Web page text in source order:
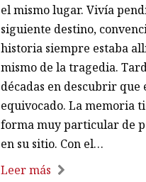
el mismo lugar. Vivía
siguiente destino,
historia siempre estaba
mismo de la tragedia.
décadas en descubrir que
equivocado. La memoria
forma muy particular de
en su sitio. Con el…
Leer más